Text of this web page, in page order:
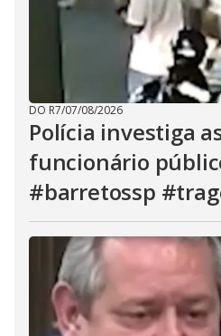
DO R7/07/08/2026
Polícia investiga
funcionário
#barretossp